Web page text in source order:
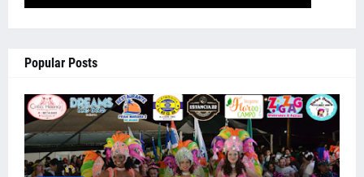
Popular Posts